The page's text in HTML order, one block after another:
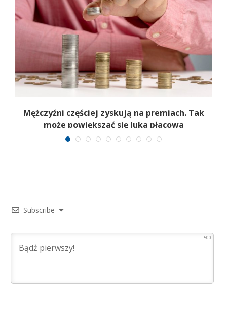
Mężczyźni częściej zyskują na premiach. Tak
może powiększać się luka płacowa
Subscribe
500